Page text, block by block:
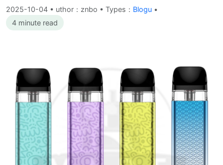
2025-10-04 • uthor：znbo • Types： Blogu •
4 minute read